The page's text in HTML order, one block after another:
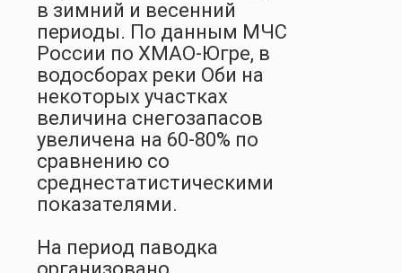
в зимний и весенний
периоды. По данным МЧС
России по ХМАО-Югре, в
водосборах реки Оби на
некоторых участках
величина снегозапасов
увеличена на 60-80% по
сравнению со
среднестатистическими
показателями.
На период паводка